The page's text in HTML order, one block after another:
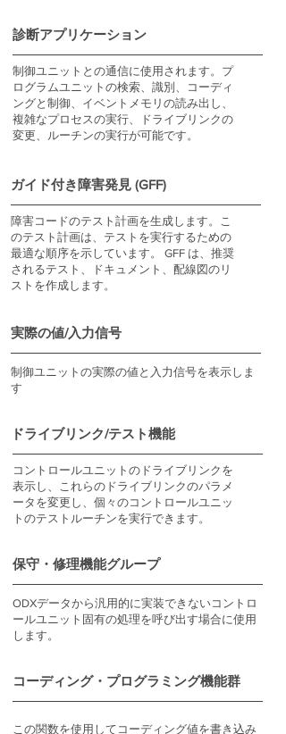
診断アプリケーション
制御ユニットとの通信に使用されます。プ
ログラムユニットの検索、識別、コーディ
ングと制御、イベントメモリの読み出し、
複雑なプロセスの実行、ドライブリンクの
変更、ルーチンの実行が可能です。
ガイド付き障害発見 (GFF)
障害コードのテスト計画を生成します。こ
のテスト計画は、テストを実行するための
最適な順序を示しています。 GFF は、推奨
されるテスト、ドキュメント、配線図のリ
ストを作成します。
実際の値/入力信号
制御ユニットの実際の値と入力信号を表示しま
す
ドライブリンク/テスト機能
コントロールユニットのドライブリンクを
表示し、これらのドライブリンクのパラメ
ータを変更し、個々のコントロールユニッ
トのテストルーチンを実行できます。
保守・修理機能グループ
ODXデータから汎用的に実装できないコントロ
ールユニット固有の処理を呼び出す場合に使用
します。
コーディング・プログラミング機能群
この関数を使用してコーディング値を書き込み